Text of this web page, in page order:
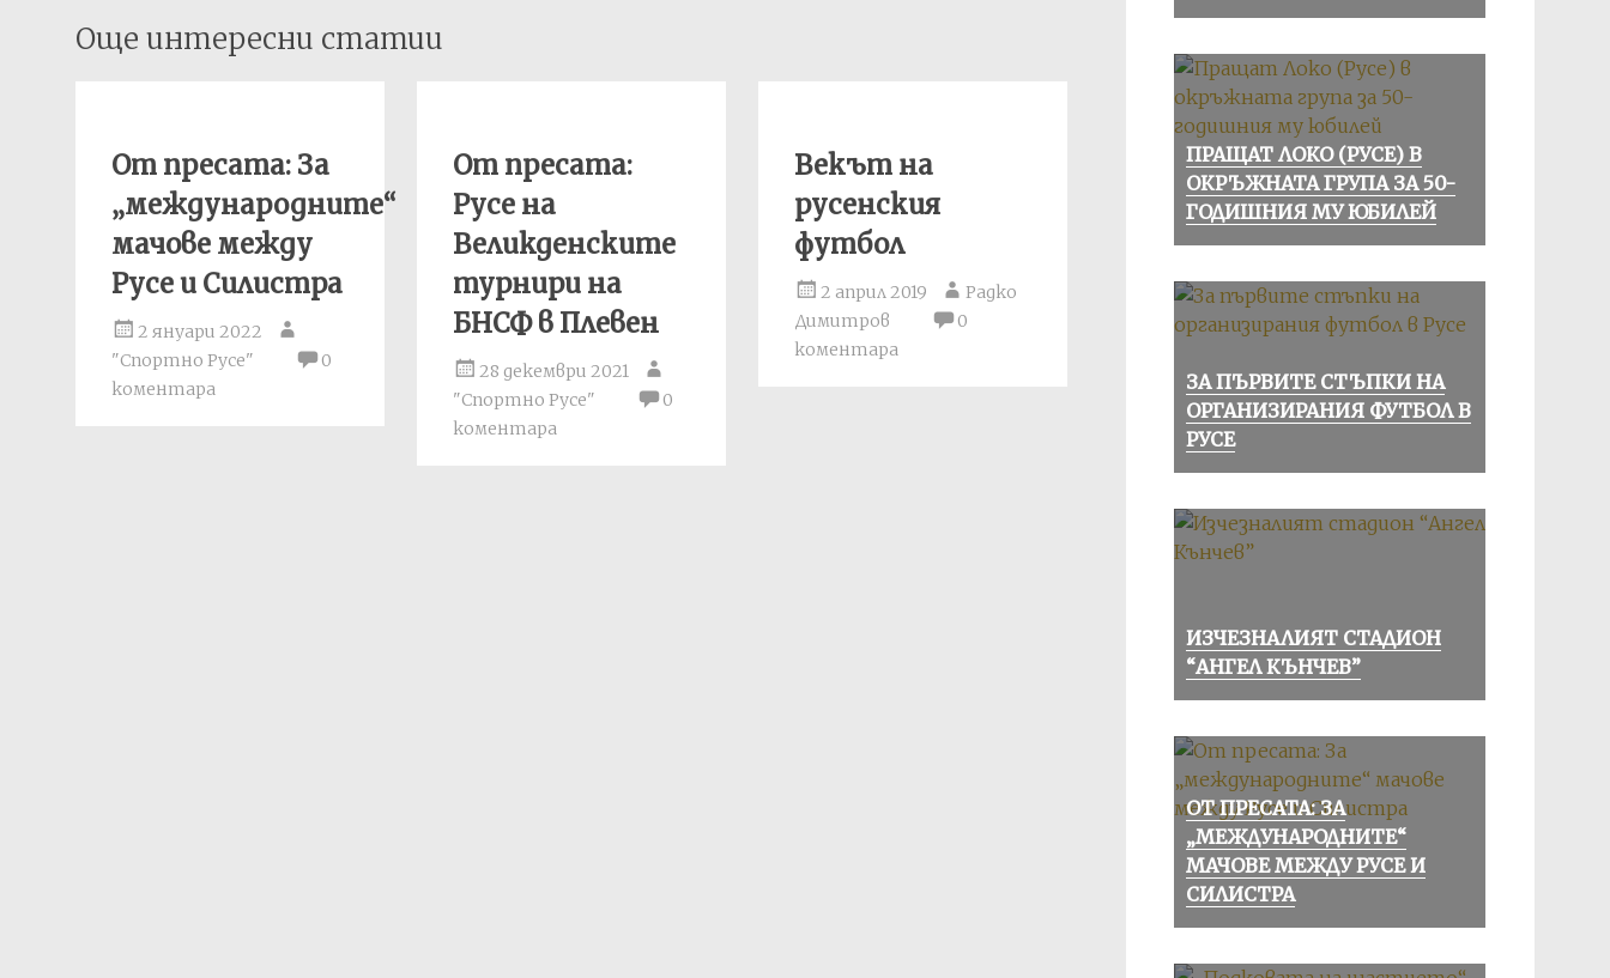
Post
navigation
Още интересни статии
От пресата: За
„международните“
мачове между
Русе и Силистра
2 януари 2022
"Спортно Русе"
0
коментара
От пресата:
Русе на
Великденските
турнири на
БНСФ в Плевен
28 декември 2021
"Спортно Русе"
0
коментара
Векът на
русенския
футбол
2 април 2019
Радко
Димитров
0
коментара
ПРАЩАТ ЛОКО (РУСЕ) В
ОКРЪЖНАТА ГРУПА ЗА 50-
ГОДИШНИЯ МУ ЮБИЛЕЙ
ЗА ПЪРВИТЕ СТЪПКИ НА
ОРГАНИЗИРАНИЯ ФУТБОЛ В
РУСЕ
ИЗЧЕЗНАЛИЯТ СТАДИОН
“АНГЕЛ КЪНЧЕВ”
ОТ ПРЕСАТА: ЗА
„МЕЖДУНАРОДНИТЕ“
МАЧОВЕ МЕЖДУ РУСЕ И
СИЛИСТРА